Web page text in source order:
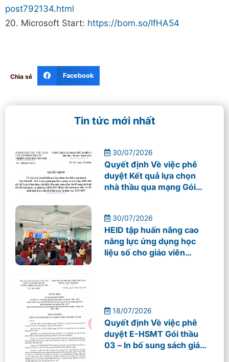
post792134.html
20. Microsoft Start: https://bom.so/IfHA54
Chia sẻ Facebook
Tin tức mới nhất
Quyết định Về việc phê
duyệt Kết quả lựa chọn
nhà thầu qua mạng Gói
học 2026-2027
30/07/2026
HEID tập huấn nâng cao
năng lực ứng dụng học
liệu số cho giáo viên
30/07/2026
Quyết định Về việc phê
duyệt E-HSMT Gói thầu
03 – In bố sung sách giáo
18/07/2026